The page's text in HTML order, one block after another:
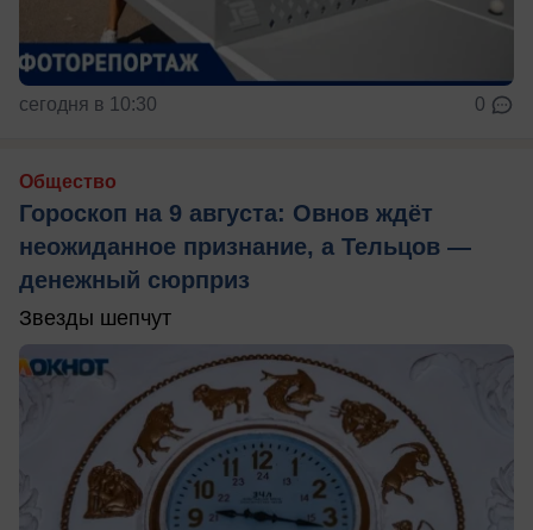
сегодня в 10:30 0
Общество
Гороскоп на 9 августа: Овнов ждёт
неожиданное признание, а Тельцов —
денежный сюрприз
Звезды шепчут